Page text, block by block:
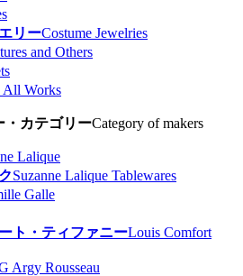
リーCostume Jewelries
and Others
All Works
・カテゴリーCategory of makers
Lalique
Suzanne Lalique Tablewares
Galle
ト・ティファニーLouis Comfort
Argy Rousseau